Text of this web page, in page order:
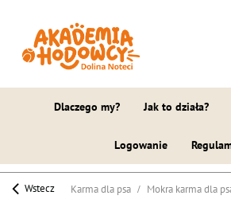
Dlaczego my? Jak to działa?
Logowanie
Wstecz Karma dla psa Mokra karma dla